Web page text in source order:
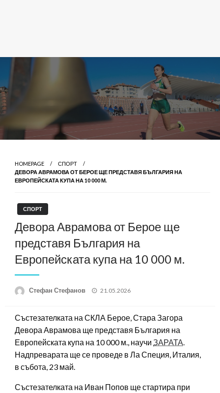
HOMEPAGE
СПОРТ
ДЕВОРА АВРАМОВА ОТ БЕРОЕ ЩЕ ПРЕДСТАВЯ БЪЛГАРИЯ НА
ЕВРОПЕЙСКАТА КУПА НА 10 000 М.
СПОРТ
Девора Аврамова от Берое ще
представя България на
Европейската купа на 10 000 м.
Стефан Стефанов
Posted
21.05.2026
Състезателката на СКЛА Берое, Стара Загора
Девора Аврамова ще представя България на
Европейската купа на 10 000 м., научи ЗАРАТА.
Надпреварата ще се проведе в Ла Специя, Италия,
в събота, 23 май.
Състезателката на Иван Попов ще стартира при